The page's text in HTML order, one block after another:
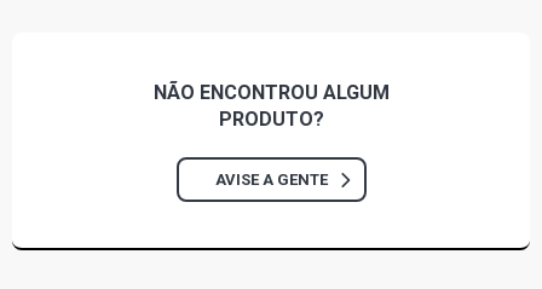
NÃO ENCONTROU ALGUM
PRODUTO?
AVISE A GENTE